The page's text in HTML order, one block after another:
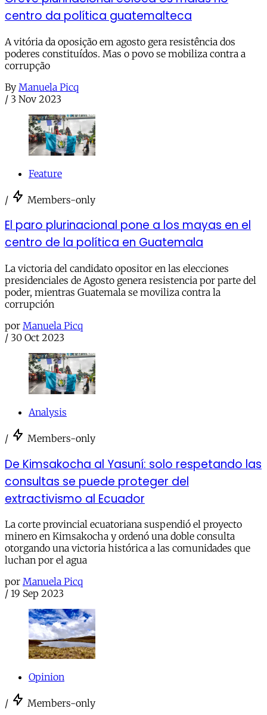
centro da política guatemalteca
A vitória da oposição em agosto gera resistência dos
poderes constituídos. Mas o povo se mobiliza contra a
corrupção
By Manuela Picq
/ 3 Nov 2023
Feature
/ Members-only
El paro plurinacional pone a los mayas en el
centro de la política en Guatemala
La victoria del candidato opositor en las elecciones
presidenciales de Agosto genera resistencia por parte del
poder, mientras Guatemala se moviliza contra la
corrupción
por Manuela Picq
/ 30 Oct 2023
Analysis
/ Members-only
De Kimsakocha al Yasuní: solo respetando las
consultas se puede proteger del
extractivismo al Ecuador
La corte provincial ecuatoriana suspendió el proyecto
minero en Kimsakocha y ordenó una doble consulta
otorgando una victoria histórica a las comunidades que
luchan por el agua
por Manuela Picq
/ 19 Sep 2023
Opinion
/ Members-only